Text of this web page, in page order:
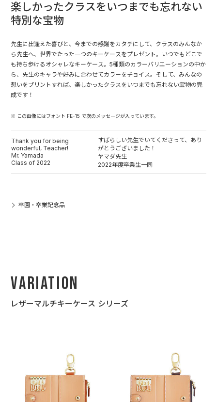
楽しかったクラスをいつまでも忘れない
特別な宝物
先生に出逢えた喜びと、今までの感謝をカタチにして、クラスのみんなか
ら先生へ、世界でたった一つのキーケースをプレゼント。いつでもどこで
も持ち歩けるオシャレなキーケース。5種類のカラーバリエーションの中か
ら、先生のキャラや好みに合わせてカラーをチョイス。そして、みんなの
想いをプリントすれば、楽しかったクラスをいつまでも忘れない宝物の完
成です！
※ この画像にはフォント FE-15 で次のメッセージが入っています。
Thank you for being
wonderful, Teacher!
Mr. Yamada
Class of 2022
すばらしい先生でいてくださって、あり
がとうございました！
ヤマダ先生
2022年度卒業生一同
卒園・卒業記念品
Variation
レザーマルチキーケース シリーズ